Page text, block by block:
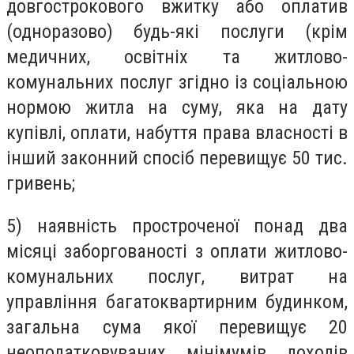
довгострокового вжитку або оплатив
(одноразово) будь-які послуги (крім
медичних, освітніх та житлово-
комунальних послуг згідно із соціальною
нормою житла на суму, яка на дату
купівлі, оплати, набуття права власності в
інший законний спосіб перевищує 50 тис.
гривень;
5) наявність простроченої понад два
місяці заборгованості з оплати житлово-
комунальних послуг, витрат на
управління багатоквартирним будинком,
загальна сума якої перевищує 20